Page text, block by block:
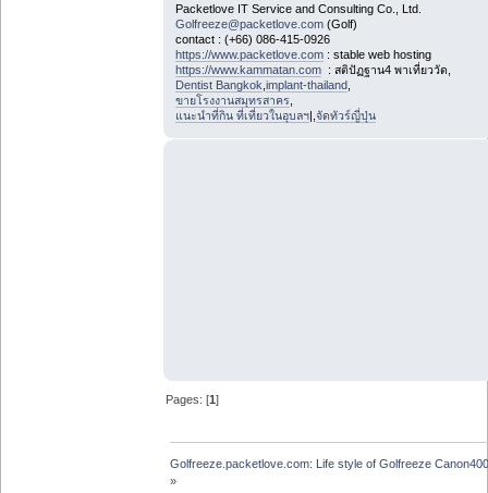
Packetlove IT Service and Consulting Co., Ltd.
Golfreeze@packetlove.com(Golf)
contact : (+66) 086-415-0926
https://www.packetlove.com: stable web hosting
https://www.kammatan.com: สติปัฏฐาน4 พาเที่ยววัด,
Dentist Bangkok implant-thailand,
ขายโรงงานสมุทรสาคร,
แนะนำที่กิน ที่เที่ยวในอุบลฯ|, จัดทัวร์ญี่ปุ่น
Pages: [1]
Golfreeze.packetlove.com: Life style of Golfreeze
»